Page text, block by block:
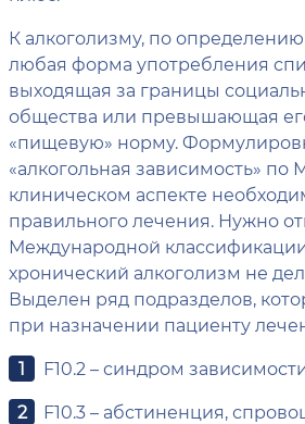
К алкоголизму, по
любая форма употребления
выходящая за границы
общества или превышающая
«пищевую» норму.
«алкогольная зависимость» по
клиническом аспекте
правильного лечения. Нужно
Международной
хронический алкоголизм не
Выделен ряд подразделов,
при назначении пациенту
F10.2 – синдром
F10.3 – абстиненция,